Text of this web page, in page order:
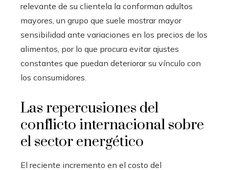
relevante de su clientela la conforman adultos
mayores, un grupo que suele mostrar mayor
sensibilidad ante variaciones en los precios de los
alimentos, por lo que procura evitar ajustes
constantes que puedan deteriorar su vínculo con
los consumidores.
Las repercusiones del
conflicto internacional sobre
el sector energético
El reciente incremento en el costo del